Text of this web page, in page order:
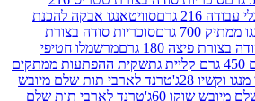
סוויטאנגו אבקה להכנת
סוכריות סודה בצורת
גרם
מרשמלו חטיפי
שקית ההפתעות ממתקים
טרנד לארבי תות שלם מיובש
טרנד לארבי תות שלם